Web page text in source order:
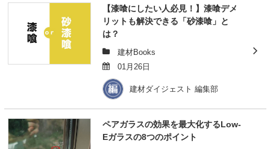
【漆喰にしたい人必見！】漆喰デメ
リットも解決できる「砂漆喰」と
は？
建材Books
01月26日
建材ダイジェスト 編集部
ペアガラスの効果を最大化するLow-
Eガラスの8つのポイント